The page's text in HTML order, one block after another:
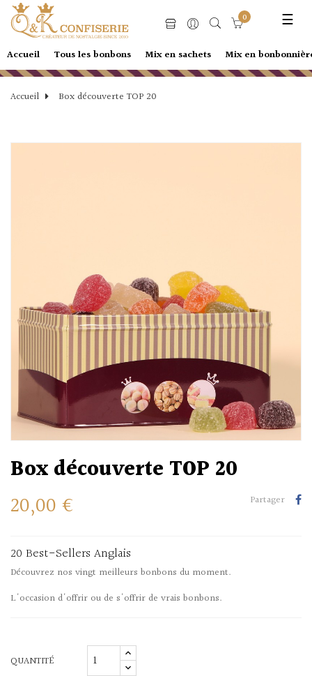
☰
0
Accueil Tous les bonbons Mix en sachets Mix en
Accueil Box découverte TOP 20
Box découverte TOP 20
20,00 €
Partager
20 Best-Sellers Anglais
Découvrez nos vingt meilleurs bonbons du moment.
L'occasion d'offrir ou de s'offrir de vrais bonbons.
QUANTITÉ